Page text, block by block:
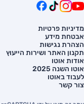
מדיניות פרטיות
אבטחת מידע
הצהרת נגישות
תקנון האתר ושירות הייעוץ
אודות אוטו
אוטו השנה 2025
לעבוד באוטו
צור קשר